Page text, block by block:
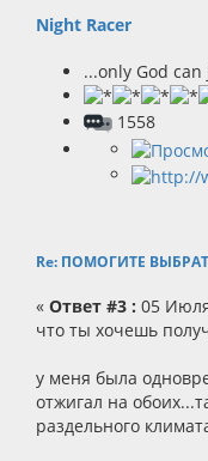
Night Racer
...only God
1558
Re: ПОМОГИТЕ
« Ответ #3 : 05
что ты хочешь
у меня была
отжигал на
раздельного